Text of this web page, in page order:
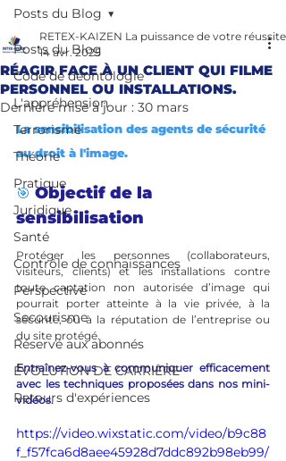
Posts du Blog
Code de déontologie
L'appréhension
Terrorisme
Théorie
Pratique
Juridique
Santé
Contrôle de connaissances
Perspective
Secourisme
Réservé aux abonnés
ÉVOLUTION DE CARRIÈRE
Retours d'expériences
Posts du Blog
RÉAGIR FACE À UN CLIENT QUI FILME
PERSONNEL OU INSTALLATIONS.
RETEX-KAIZEN La puissance de votre réussite
14 avr. 2025
Dernière mise à jour : 30 mars
La sensibilisation des agents de sécurité
au droit à l'image.
🎯 Objectif de la
sensibilisation
Protéger les personnes (collaborateurs,
visiteurs, clients) et les installations contre
toute captation non autorisée d’image qui
pourrait porter atteinte à la vie privée, à la
sécurité, ou à la réputation de l’entreprise ou
du site protégé.
Entraînez-vous à communiquer efficacement
avec les techniques proposées dans nos mini-
vidéos.
https://video.wixstatic.com/video/b9c88
f_f57fca6d8aee45928d7ddc892b98eb99/